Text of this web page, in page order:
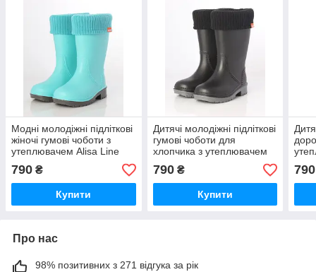
Модні молодіжні підліткові
жіночі гумові чоботи з
утеплювачем Alisa Line
м'ята розміри 24-41
790 ₴
Купити
Дитячі молодіжні підліткові
гумові чоботи для
хлопчика з утеплювачем
Alisa Line чорний розміри
24-41
790₴
Купити
790
Про нас
98% позитивних з 271 відгука за рік